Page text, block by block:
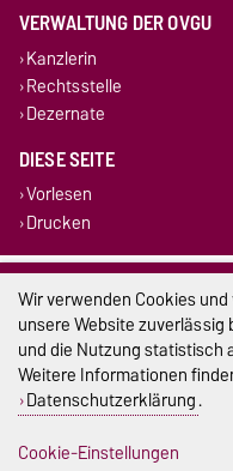
VERWALTUNG DER OVGU
Kanzlerin
Rechtsstelle
Dezernate
DIESE SEITE
Vorlesen
Drucken
Wir verwenden Cookies
unsere Website
und die Nutzung statistisch
Weitere Informationen
Datenschutzerklärung.
Cookie-Einstellungen